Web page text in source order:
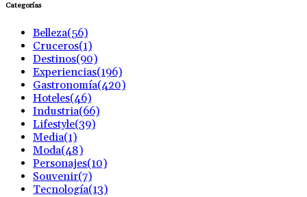
Categorías
Belleza(56)
Cruceros(1)
Destinos(90)
Experiencias(196)
Gastronomía(420)
Hoteles(46)
Industria(66)
Lifestyle(39)
Media(1)
Moda(48)
Personajes(10)
Souvenir(7)
Tecnología(13)